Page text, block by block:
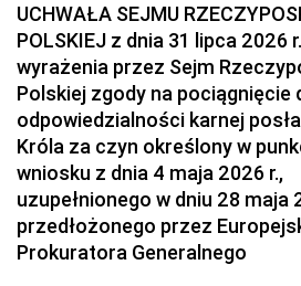
UCHWAŁA SEJMU
POLSKIEJ z dnia 31 lipca 2026
wyrażenia przez Sejm
Polskiej zgody na pociągnięcie
odpowiedzialności karnej
Króla za czyn określony w
wniosku z dnia 4 maja 2026 r.,
uzupełnionego w dniu 28 maja
przedłożonego przez
Prokuratora Generalnego